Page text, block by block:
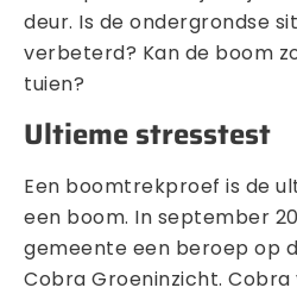
deur. Is de ondergrondse
verbeterd? Kan de boom
tuien?
Ultieme stresstest
Een boomtrekproef is de
een boom. In september
gemeente een beroep op
Cobra Groeninzicht.